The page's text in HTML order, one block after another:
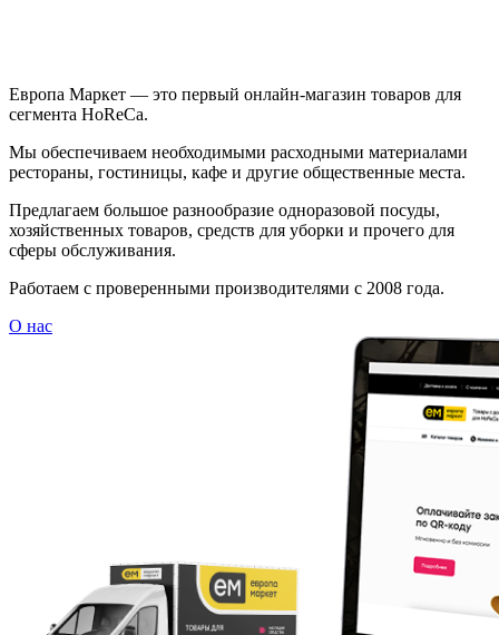
Европа Маркет — это первый онлайн-магазин товаров для
сегмента HoReCa.
Мы обеспечиваем необходимыми расходными материалами
рестораны, гостиницы, кафе и другие общественные места.
Предлагаем большое разнообразие одноразовой посуды,
хозяйственных товаров, средств для уборки и прочего для
сферы обслуживания.
Работаем с проверенными производителями с 2008 года.
О нас